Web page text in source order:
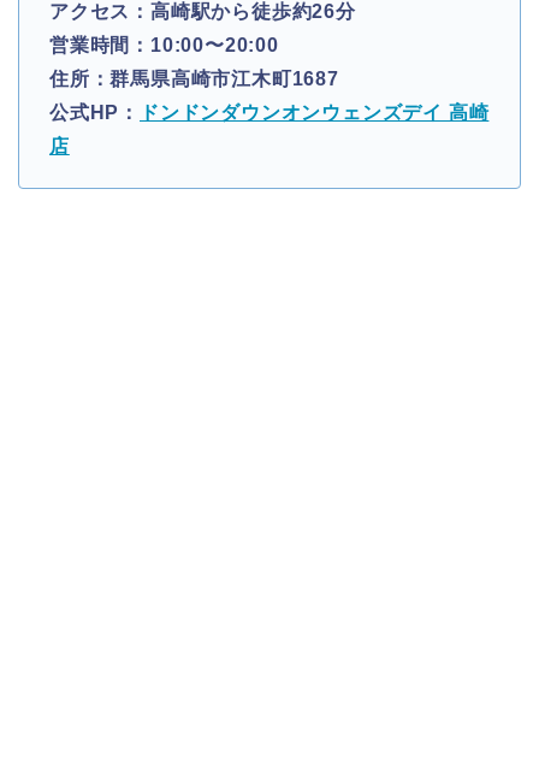
アクセス：高崎駅から徒歩約26分
営業時間：10:00〜20:00
住所：群馬県高崎市江木町1687
公式HP：
ドンドンダウンオンウェンズデイ 高崎
店